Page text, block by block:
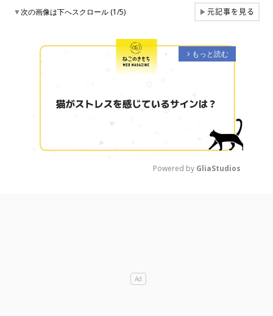
▼次の画像は下へスクロール (1/5) ▶元記事を見る
arrow_forward_ios もっと読む
Powered by GliaStudios